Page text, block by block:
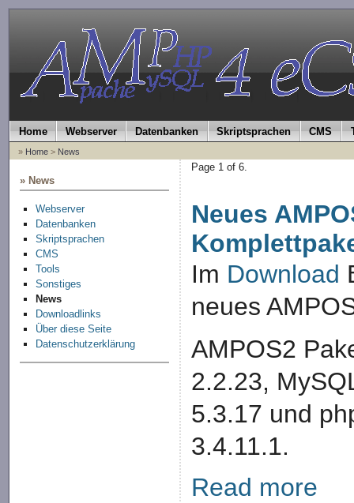
Home Webserver Datenbanken Skriptsprachen CMS
» Home> News
» News
Webserver
Datenbanken
Skriptsprachen
CMS
Tools
Sonstiges
News
Downloadlinks
Über diese Seite
Datenschutzerklärung
Page 1 of 6.
Neues
Im Download
neues
AMPOS2
2.2.23,
5.3.17 und
3.4.11.1.
Read more